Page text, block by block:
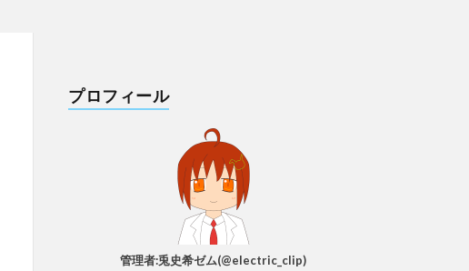
プロフィール
管理者:兎史希ゼム(@electric_clip)